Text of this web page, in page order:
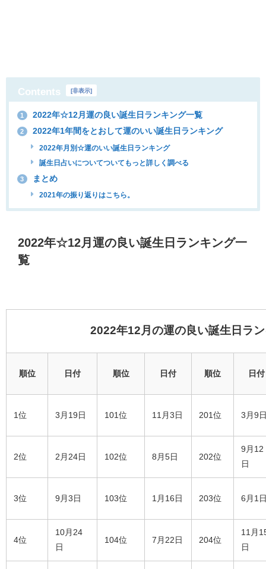
Contents [非表示]
1 2022年☆12月運の良い誕生日ランキング一覧
2 2022年1年間をとおして運のいい誕生日ランキング
2022年月別☆運のいい誕生日ランキング
誕生日占いについてついてもっと詳しく調べる
3 まとめ
2021年の振り返りはこちら。
2022年☆12月運の良い誕生日ランキング一
覧
2022年12月の運の良い誕生日ラ
順位 日付 順位 日付 順位 日付
1位 3月19日 101位 11月3日 201位 3月9
2位 2月24日 102位 8月5日 202位
9月12
日
3位 9月3日 103位 1月16日 203位 6月1
4位
10月24
日
104位 7月22日 204位
11月
日